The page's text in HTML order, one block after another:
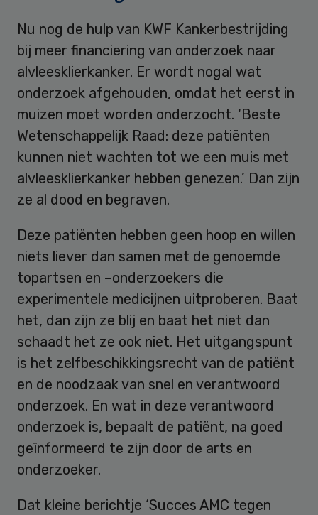
Nu nog de hulp van KWF Kankerbestrijding
bij meer financiering van onderzoek naar
alvleesklierkanker. Er wordt nogal wat
onderzoek afgehouden, omdat het eerst in
muizen moet worden onderzocht. ‘Beste
Wetenschappelijk Raad: deze patiënten
kunnen niet wachten tot we een muis met
alvleesklierkanker hebben genezen.’ Dan zijn
ze al dood en begraven.
Deze patiënten hebben geen hoop en willen
niets liever dan samen met de genoemde
topartsen en –onderzoekers die
experimentele medicijnen uitproberen. Baat
het, dan zijn ze blij en baat het niet dan
schaadt het ze ook niet. Het uitgangspunt
is het zelfbeschikkingsrecht van de patiënt
en de noodzaak van snel en verantwoord
onderzoek. En wat in deze verantwoord
onderzoek is, bepaalt de patiënt, na goed
geïnformeerd te zijn door de arts en
onderzoeker.
Dat kleine berichtje ‘Succes AMC tegen